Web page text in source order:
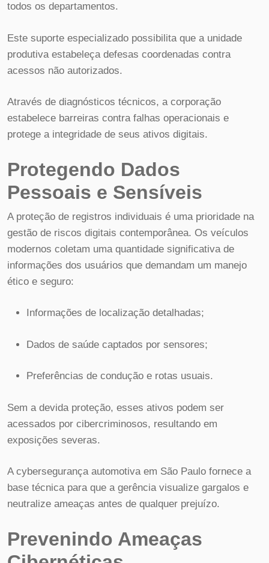
todos os departamentos.
Este suporte especializado possibilita que a unidade
produtiva estabeleça defesas coordenadas contra
acessos não autorizados.
Através de diagnósticos técnicos, a corporação
estabelece barreiras contra falhas operacionais e
protege a integridade de seus ativos digitais.
Protegendo Dados
Pessoais e Sensíveis
A proteção de registros individuais é uma prioridade na
gestão de riscos digitais contemporânea. Os veículos
modernos coletam uma quantidade significativa de
informações dos usuários que demandam um manejo
ético e seguro:
Informações de localização detalhadas;
Dados de saúde captados por sensores;
Preferências de condução e rotas usuais.
Sem a devida proteção, esses ativos podem ser
acessados por cibercriminosos, resultando em
exposições severas.
A cybersegurança automotiva em São Paulo fornece a
base técnica para que a gerência visualize gargalos e
neutralize ameaças antes de qualquer prejuízo.
Prevenindo Ameaças